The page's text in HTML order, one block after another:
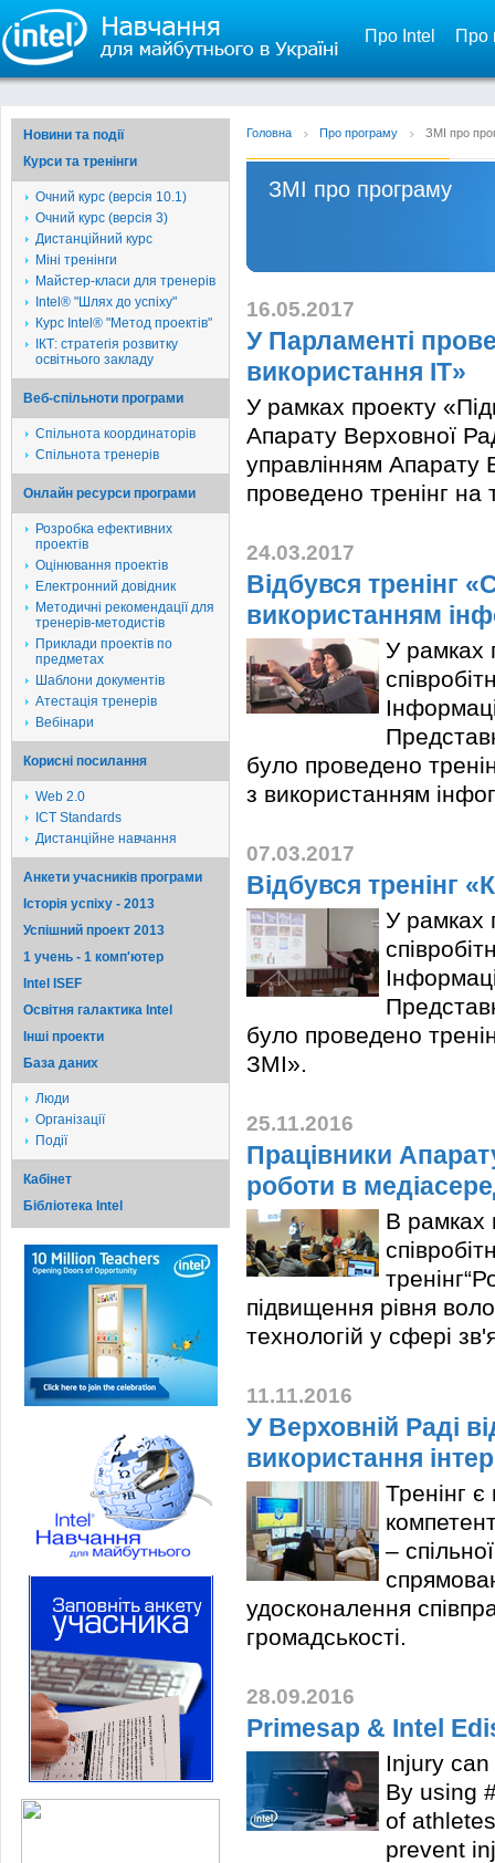
Про Intel Про
Новини та події
Курси та тренінги
Очний курс (версія 10.1)
Очний курс (версія 3)
Дистанційний курс
Міні тренінги
Майстер-класи для тренерів
Intel® "Шлях до успіху"
Курс Intel® "Метод проектів"
ІКТ: стратегія розвитку
освітнього закладу
Веб-спільноти програми
Спільнота координаторів
Спільнота тренерів
Онлайн ресурси програми
Розробка ефективних
проектів
Оцінювання проектів
Електронний довідник
Методичні рекомендації для
тренерів-методистів
Приклади проектів по
предметах
Шаблони документів
Атестація тренерів
Вебінари
Корисні посилання
Web 2.0
ICT Standards
Дистанційне навчання
Анкети учасників програми
Історія успіху - 2013
Успішний проект 2013
1 учень - 1 комп'ютер
Intel ISEF
Освітня галактика Intel
Iншi проекти
База даних
Люди
Організації
Події
Кабінет
Бібліотека Intel
Головна Про програму ЗМІ про
ЗМІ про програму
16.05.2017
У Парламенті
використання ІТ»
У рамках проекту
Апарату Верховної
управлінням Апарату
проведено тренінг
24.03.2017
Відбувся тренінг
використанням
У рамках
було проведено
з використанням
07.03.2017
Відбувся тренінг
У рамках
було проведено
ЗМІ».
25.11.2016
Працівники
роботи в
В рамках
підвищення рівня
технологій у сфері
11.11.2016
У Верховній Раді
використання
Тренінг
–
удосконалення
громадськості.
28.09.2016
Primesap & Intel
Injury
By using
of
prevent